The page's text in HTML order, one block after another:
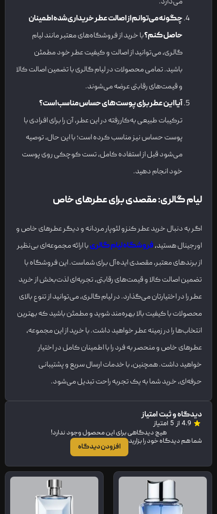
چگونه می‌توانم از اصالت عطر خریداری‌شده اطمینان
حاصل کنم؟با خرید از فروشگاه‌های معتبر مانند لیام
گالری، می‌توانید از اصالت و کیفیت عطر خود مطمئن
باشید. تمامی محصولات در لیام گالری با تضمین اصالت کالا
و قیمت‌های رقابتی عرضه می‌شوند.
آیا این عطر برای پوست‌های حساس مناسب است؟
ترکیبات طبیعی به‌کاررفته در این عطر، آن را برای افرادی با
پوست حساس نیز مناسب کرده است؛ با این حال، توصیه
می‌شود قبل از استفاده کامل، تست کوچکی روی پوست
خود انجام دهید.
لیام گالری: مقصدی برای عطرهای خاص
اگر به دنبال خرید عطر کنزو لئوپار مردانه و دیگر عطرهای خاص و
اورجینال هستید،فروشگاه لیام گالریبا ارائه مجموعه‌ای بی‌نظیر
از برندهای معتبر، مقصدی ایده‌آل برای شماست. این فروشگاه با
تضمین اصالت کالا و قیمت‌های رقابتی، تجربه‌ای لذت‌بخش از خرید
عطر را در اختیارتان می‌گذارد. در لیام گالری، می‌توانید از تنوع بالای
محصولات با کیفیت بالا بهره‌مند شوید و مطمئن باشید که بهترین
انتخاب‌ها را در زمینه عطر خواهید داشت. با خرید از این مجموعه،
عطرهای خاص و منحصر به فرد را با اطمینان کامل در اختیار
خواهید داشت. همچنین، با خدمات ارسال سریع و پشتیبانی
حرفه‌ای، خرید شما به یک تجربه راحت تبدیل می‌شود.
دیدگاه و ثبت امتیاز
4.9 از 5 امتیاز
هیچ دیدگاهی برای این محصول وجود ندارد!
شما هم دیدگاه خود را بزارید
افزودن دیدگاه